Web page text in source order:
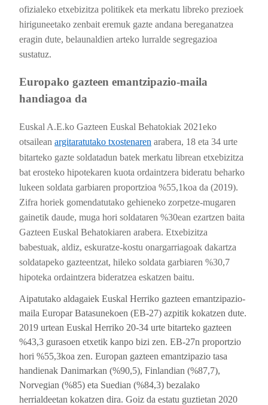
ofizialeko etxebizitza politikek eta merkatu libreko prezioek
hiriguneetako zenbait eremuk gazte andana bereganatzea
eragin dute, belaunaldien arteko lurralde segregazioa
sustatuz.
Europako gazteen emantzipazio-maila
handiagoa da
Euskal A.E.ko Gazteen Euskal Behatokiak 2021eko
otsailean argitaratutako txostenaren arabera, 18 eta 34 urte
bitarteko gazte soldatadun batek merkatu librean etxebizitza
bat erosteko hipotekaren kuota ordaintzera bideratu beharko
lukeen soldata garbiaren proportzioa %55,1koa da (2019).
Zifra horiek gomendatutako gehieneko zorpetze-mugaren
gainetik daude, muga hori soldataren %30ean ezartzen baita
Gazteen Euskal Behatokiaren arabera. Etxebizitza
babestuak, aldiz, eskuratze-kostu onargarriagoak dakartza
soldatapeko gazteentzat, hileko soldata garbiaren %30,7
hipoteka ordaintzera bideratzea eskatzen baitu.
Aipatutako aldagaiek Euskal Herriko gazteen emantzipazio-
maila Europar Batasunekoen (EB-27) azpitik kokatzen dute.
2019 urtean Euskal Herriko 20-34 urte bitarteko gazteen
%43,3 gurasoen etxetik kanpo bizi zen. EB-27n proportzio
hori %55,3koa zen. Europan gazteen emantzipazio tasa
handienak Danimarkan (%90,5), Finlandian (%87,7),
Norvegian (%85) eta Suedian (%84,3) bezalako
herrialdeetan kokatzen dira. Goiz da estatu guztietan 2020